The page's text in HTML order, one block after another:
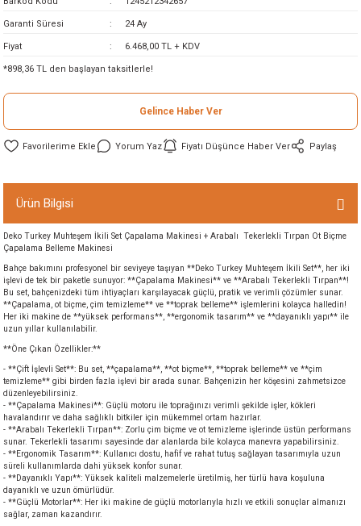
Garanti Süresi 24 Ay
Fiyat 6.468,00 TL + KDV
*898,36 TL den başlayan taksitlerle!
Gelince Haber Ver
Yorum Yaz Fiyatı Düşünce Haber Ver Paylaş
Ürün Bilgisi
Deko Turkey Muhteşem İkili Set Çapalama Makinesi + Arabalı Tekerlekli Tırpan Ot Biçme
Çapalama Belleme Makinesi
Bahçe bakımını profesyonel bir seviyeye taşıyan **Deko Turkey Muhteşem İkili Set**, her iki
işlevi de tek bir paketle sunuyor: **Çapalama Makinesi** ve **Arabalı Tekerlekli Tırpan**!
Bu set, bahçenizdeki tüm ihtiyaçları karşılayacak güçlü, pratik ve verimli çözümler sunar.
**Çapalama, ot biçme, çim temizleme** ve **toprak belleme** işlemlerini kolayca halledin!
Her iki makine de **yüksek performans**, **ergonomik tasarım** ve **dayanıklı yapı** ile
uzun yıllar kullanılabilir.
**Öne Çıkan Özellikler:**
- **Çift İşlevli Set**: Bu set, **çapalama**, **ot biçme**, **toprak belleme** ve **çim
temizleme** gibi birden fazla işlevi bir arada sunar. Bahçenizin her köşesini zahmetsizce
düzenleyebilirsiniz.
- **Çapalama Makinesi**: Güçlü motoru ile toprağınızı verimli şekilde işler, kökleri
havalandırır ve daha sağlıklı bitkiler için mükemmel ortam hazırlar.
- **Arabalı Tekerlekli Tırpan**: Zorlu çim biçme ve ot temizleme işlerinde üstün performans
sunar. Tekerlekli tasarımı sayesinde dar alanlarda bile kolayca manevra yapabilirsiniz.
- **Ergonomik Tasarım**: Kullanıcı dostu, hafif ve rahat tutuş sağlayan tasarımıyla uzun
süreli kullanımlarda dahi yüksek konfor sunar.
- **Dayanıklı Yapı**: Yüksek kaliteli malzemelerle üretilmiş, her türlü hava koşuluna
dayanıklı ve uzun ömürlüdür.
- **Güçlü Motorlar**: Her iki makine de güçlü motorlarıyla hızlı ve etkili sonuçlar almanızı
sağlar, zaman kazandırır.